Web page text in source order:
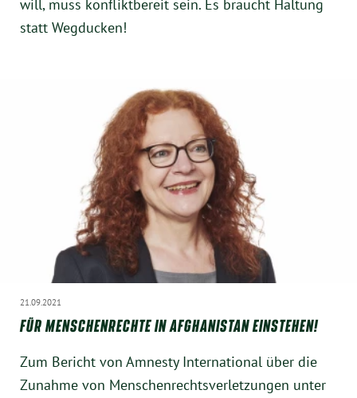
will, muss konfliktbereit sein. Es braucht Haltung
statt Wegducken!
21.09.2021
FÜR MENSCHENRECHTE IN AFGHANISTAN EINSTEHEN!
Zum Bericht von Amnesty International über die
Zunahme von Menschenrechtsverletzungen unter